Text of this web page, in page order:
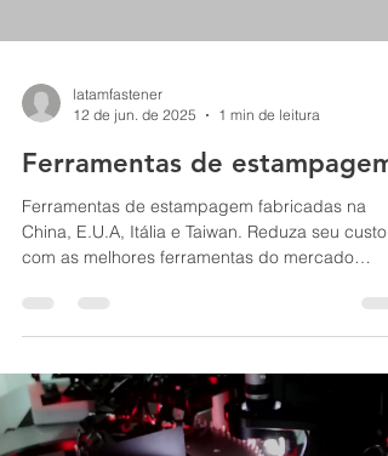
12 de jun. de 2025
1 min de leitura
Ferramentas de estampagem
Ferramentas de estampagem fabricadas na
com as melhores ferramentas do mercado
mundial....